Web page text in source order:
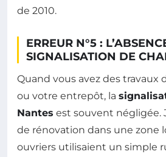
de 2010.
ERREUR N°5 :
SIGNALISATION DE
Quand vous avez des travaux
ou votre entrepôt, la
Nantes est souvent négligée.
de rénovation dans une zone
ouvriers utilisaient un simple